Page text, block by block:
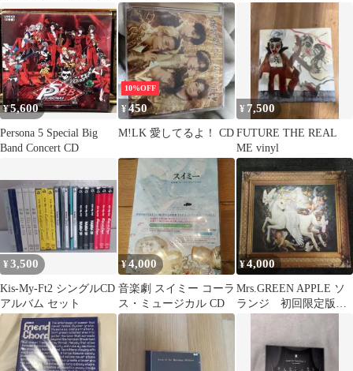
盤 CD
スペシャル パート2
MONOCHROME
BOUQUET
¥5,600
Persona 5 Special Big
Band Concert CD
10%OFF
¥450
M!LK 愛してるよ！ CD
¥ 7,500
FUTURE THE REAL
ME vinyl
¥3,500
Kis-My-Ft2 シングルCD
アルバム セット
¥4,000
音楽劇 スイミー コーラ
ス・ミュージカル CD
¥4,000
Mrs.GREEN APPLE ソ
ランジ 初回限定版ア